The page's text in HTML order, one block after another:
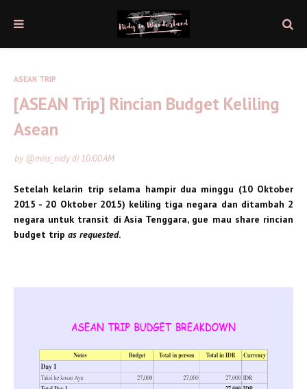
ASEAN TRIP
[ASEAN Trip] Rincian Budget Keliling
Asean
by @miss_nidydi10:00 AM
Setelah kelarin trip selama hampir dua minggu (10 Oktober
2015 - 20 Oktober 2015) keliling tiga negara dan ditambah 2
negara untuk transit di Asia Tenggara, gue mau share rincian
budget trip as requested.